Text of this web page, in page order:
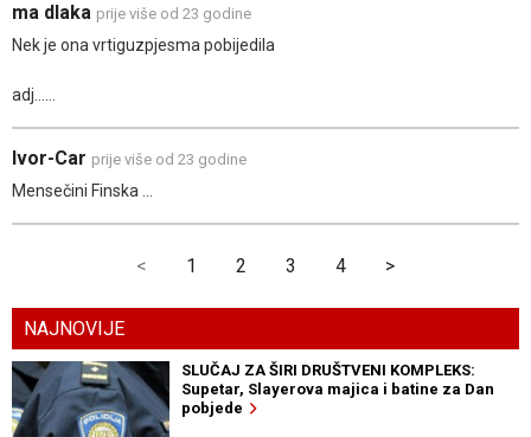
ma dlaka prije više od 23 godine
Nek je ona vrtiguzpjesma pobijedila
adj......
Ivor-Car prije više od 23 godine
Mensečini Finska ...
< 1 2 3 4 >
NAJNOVIJE
SLUČAJ ZA ŠIRI DRUŠTVENI KOMPLEKS:
Supetar, Slayerova majica i batine za Dan
pobjede